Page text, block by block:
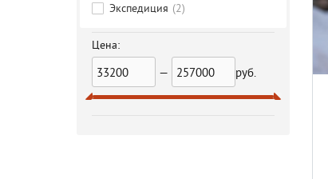
Экспедиция (2)
Цена:
— руб.